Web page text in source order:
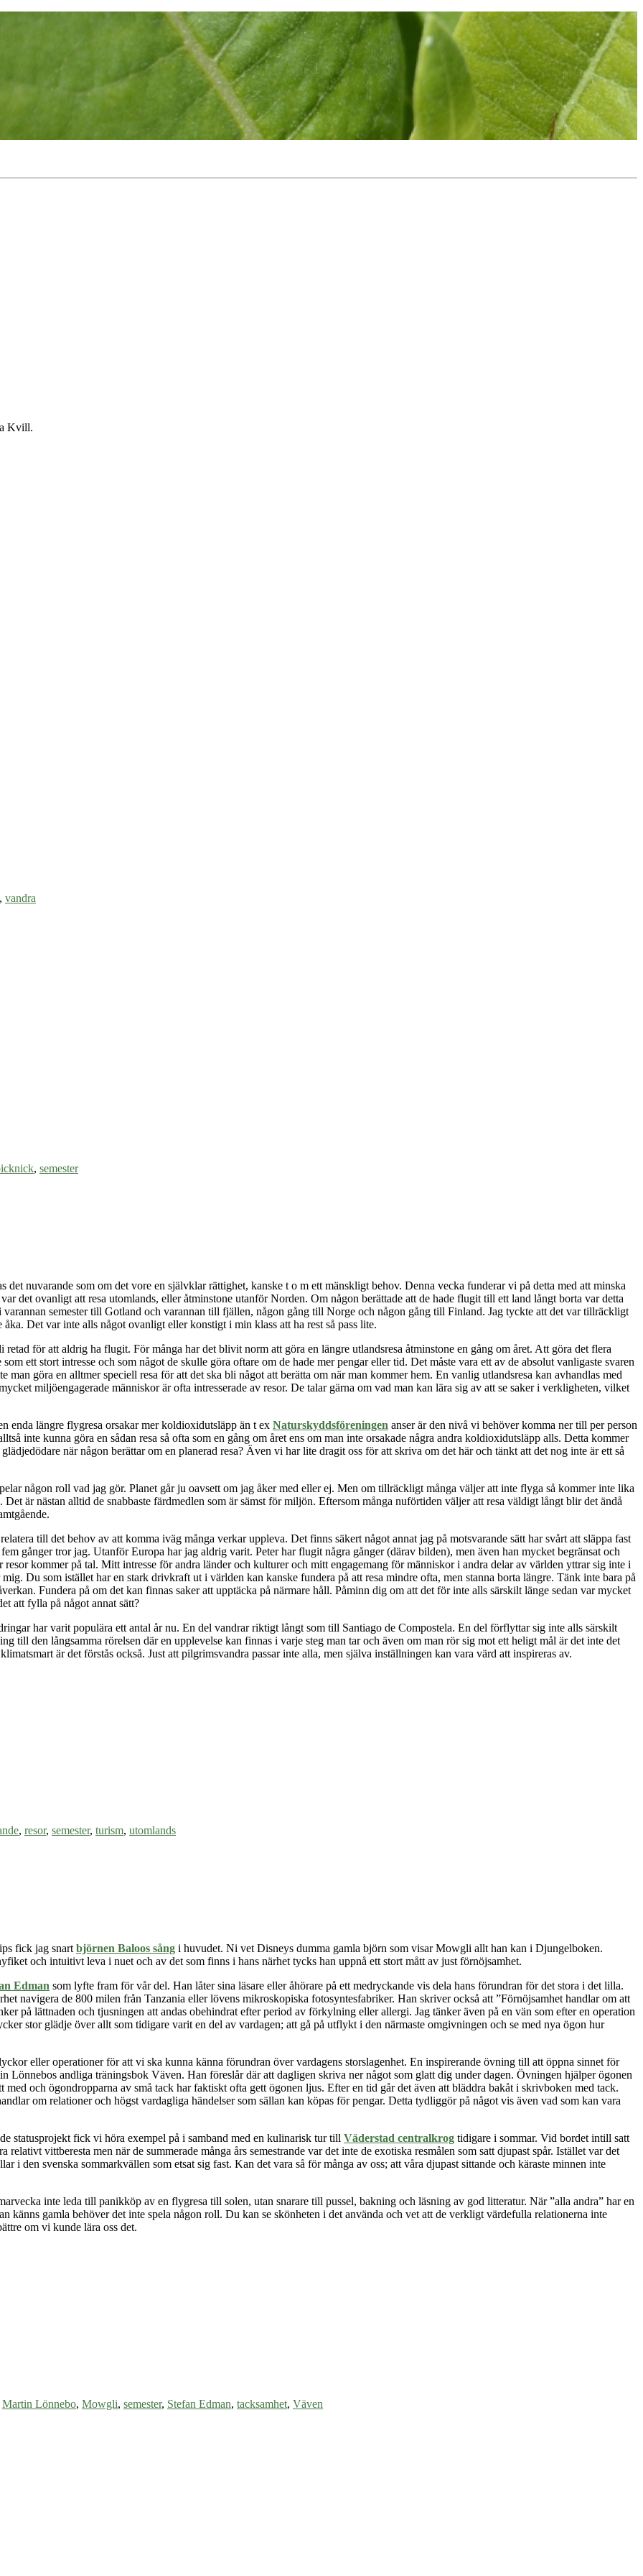
, vandra
, semester
nuvarande som om det vore en självklar rättighet, kanske t o m ett mänskligt behov. Denna vecka funderar vi på detta med att minska
det ovanligt att resa utomlands, eller åtminstone utanför Norden. Om någon berättade att de hade flugit till ett land långt borta var detta
semester till Gotland och varannan till fjällen, någon gång till Norge och någon gång till Finland. Jag tyckte att det var tillräckligt
Det var inte alls något ovanligt eller konstigt i min klass att ha rest så pass lite.
för att aldrig ha flugit. För många har det blivit norm att göra en längre utlandsresa åtminstone en gång om året. Att göra det flera
ett stort intresse och som något de skulle göra oftare om de hade mer pengar eller tid. Det måste vara ett av de absolut vanligaste svaren
göra en alltmer speciell resa för att det ska bli något att berätta om när man kommer hem. En vanlig utlandsresa kan avhandlas med
miljöengagerade människor är ofta intresserade av resor. De talar gärna om vad man kan lära sig av att se saker i verkligheten, vilket
enda längre flygresa orsakar mer koldioxidutsläpp än t ex Naturskyddsföreningen anser är den nivå vi behöver komma ner till per person
inte kunna göra en sådan resa så ofta som en gång om året ens om man inte orsakade några andra koldioxidutsläpp alls. Detta kommer
när någon berättar om en planerad resa? Även vi har lite dragit oss för att skriva om det här och tänkt att det nog inte är ett så
någon roll vad jag gör. Planet går ju oavsett om jag åker med eller ej. Men om tillräckligt många väljer att inte flyga så kommer inte lika
är nästan alltid de snabbaste färdmedlen som är sämst för miljön. Eftersom många nuförtiden väljer att resa väldigt långt blir det ändå
till det behov av att komma iväg många verkar uppleva. Det finns säkert något annat jag på motsvarande sätt har svårt att släppa fast
gånger tror jag. Utanför Europa har jag aldrig varit. Peter har flugit några gånger (därav bilden), men även han mycket begränsat och
kommer på tal. Mitt intresse för andra länder och kulturer och mitt engagemang för människor i andra delar av världen yttrar sig inte i
Du som istället har en stark drivkraft ut i världen kan kanske fundera på att resa mindre ofta, men stanna borta längre. Tänk inte bara på
Fundera på om det kan finnas saker att upptäcka på närmare håll. Påminn dig om att det för inte alls särskilt länge sedan var mycket
att fylla på något annat sätt?
har varit populära ett antal år nu. En del vandrar riktigt långt som till Santiago de Compostela. En del förflyttar sig inte alls särskilt
till den långsamma rörelsen där en upplevelse kan finnas i varje steg man tar och även om man rör sig mot ett heligt mål är det inte det
är det förstås också. Just att pilgrimsvandra passar inte alla, men själva inställningen kan vara värd att inspireras av.
, resor, semester, turism, utomlands
fick jag snart björnen Baloos sång i huvudet. Ni vet Disneys dumma gamla björn som visar Mowgli allt han kan i Djungelboken.
och intuitivt leva i nuet och av det som finns i hans närhet tycks han uppnå ett stort mått av just förnöjsamhet.
Edman som lyfte fram för vår del. Han låter sina läsare eller åhörare på ett medryckande vis dela hans förundran för det stora i det lilla.
navigera de 800 milen från Tanzania eller lövens mikroskopiska fotosyntesfabriker. Han skriver också att ”Förnöjsamhet handlar om att
på lättnaden och tjusningen att andas obehindrat efter period av förkylning eller allergi. Jag tänker även på en vän som efter en operation
stor glädje över allt som tidigare varit en del av vardagen; att gå på utflykt i den närmaste omgivningen och se med nya ögon hur
eller operationer för att vi ska kunna känna förundran över vardagens storslagenhet. En inspirerande övning till att öppna sinnet för
Lönnebos andliga träningsbok Väven. Han föreslår där att dagligen skriva ner något som glatt dig under dagen. Övningen hjälper ögonen
och ögondropparna av små tack har faktiskt ofta gett ögonen ljus. Efter en tid går det även att bläddra bakåt i skrivboken med tack.
om relationer och högst vardagliga händelser som sällan kan köpas för pengar. Detta tydliggör på något vis även vad som kan vara
statusprojekt fick vi höra exempel på i samband med en kulinarisk tur till Väderstad centralkrog tidigare i sommar. Vid bordet intill satt
vittberesta men när de summerade många års semestrande var det inte de exotiska resmålen som satt djupast spår. Istället var det
i den svenska sommarkvällen som etsat sig fast. Kan det vara så för många av oss; att våra djupast sittande och käraste minnen inte
inte leda till panikköp av en flygresa till solen, utan snarare till pussel, bakning och läsning av god litteratur. När ”alla andra” har en
känns gamla behöver det inte spela någon roll. Du kan se skönheten i det använda och vet att de verkligt värdefulla relationerna inte
om vi kunde lära oss det.
Martin Lönnebo, Mowgli, semester, Stefan Edman, tacksamhet, Väven